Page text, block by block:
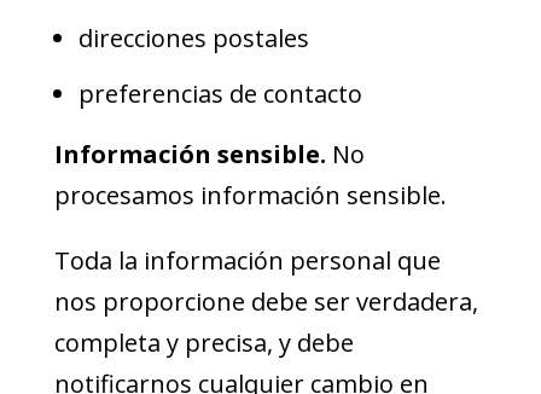
direcciones postales
preferencias de contacto
Información sensible. No
procesamos información sensible.
Toda la información personal que
nos proporcione debe ser verdadera,
completa y precisa, y debe
notificarnos cualquier cambio en